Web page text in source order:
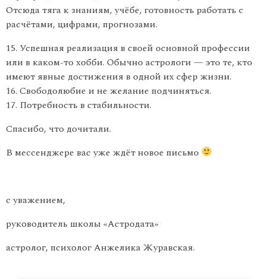
Отсюда тяга к знаниям, учёбе, готовность работать с
расчётами, цифрами, прогнозами.
15. Успешная реализация в своей основной профессии
или в каком-то хобби. Обычно астрологи — это те, кто
имеют явные достижения в одной их сфер жизни.
16. Свободолюбие и не желание подчиняться.
17. Потребность в стабильности.
Спасибо, что дочитали.
В мессенджере вас уже ждёт новое письмо
с уважением,
руководитель школы «Астродата»
астролог, психолог Анжелика Журавская.